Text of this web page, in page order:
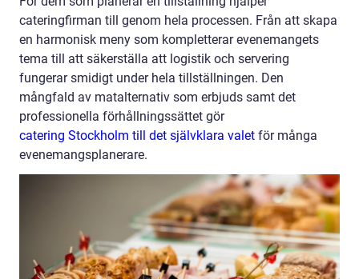
cateringfirman till genom hela processen. Från att skapa
en harmonisk meny som kompletterar evenemangets
tema till att säkerställa att logistik och servering
fungerar smidigt under hela tillställningen. Den
mångfald av matalternativ som erbjuds samt det
professionella förhållningssättet gör
catering Stockholm till det självklara valet för många
evenemangsplanerare.